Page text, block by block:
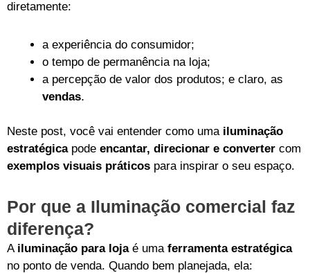
diretamente:
a experiência do consumidor;
o tempo de permanência na loja;
a percepção de valor dos produtos; e claro, as
vendas.
Neste post, você vai entender como uma iluminação
estratégicapode encantar, direcionar e converter com
exemplos visuais práticos para inspirar o seu espaço.
Por que a Iluminação comercial faz
diferença?
A iluminação para lojaé uma ferramenta estratégica
no ponto de venda. Quando bem planejada, ela: